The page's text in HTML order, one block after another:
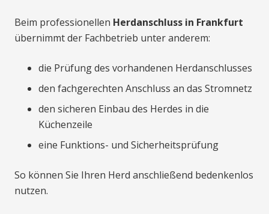
Beim professionellen Herdanschluss in Frankfurt
übernimmt der Fachbetrieb unter anderem:
die Prüfung des vorhandenen Herdanschlusses
den fachgerechten Anschluss an das Stromnetz
den sicheren Einbau des Herdes in die
Küchenzeile
eine Funktions- und Sicherheitsprüfung
So können Sie Ihren Herd anschließend bedenkenlos
nutzen.